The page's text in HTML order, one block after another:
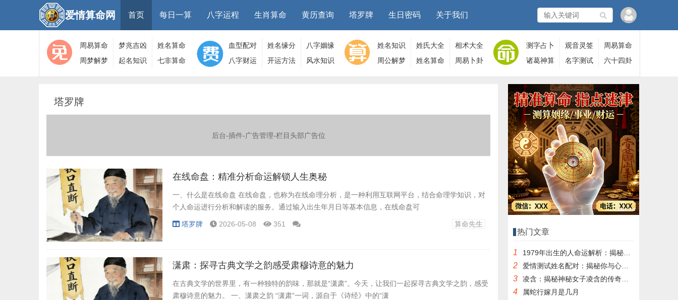
爱情算命网 首页 每日一算 八字运程 生肖算命 黄历查询 塔罗牌 生日密码 关于我们
周易算命 梦兆吉凶
姓名算命
周梦解梦
大全
起名知识
算命
七非算命
网
血型配对 姓名缘分
八字姻缘
八字财运
开运方法 风水知识
姓名知识 姓氏大全
相术大全
周公解梦
姓名算命 周易卜卦
测字占卜 观音灵签
周易算命
诸葛神算
名字测试 六十四卦
塔罗牌
后台-插件-广告管理-栏目头部广告位
在线命盘：精准分析命运解锁人生奥秘
一、什么是在线命盘 在线命盘，也称为在线命理分析，是一种利用互联网平台，结合命理学知识，对
个人命运进行分析和解读的服务。通过输入出生年月日等基本信息，在线命盘可
塔罗牌 2026-05-08 351 算命先生
潇肃：探寻古典文学之韵感受肃穆诗意的魅力
在古典文学的世界里，有一种独特的韵味，那就是“潇肃”。今天，让我们一起探寻古典文学之韵，感受
肃穆诗意的魅力。 一、潇肃之韵 “潇肃”一词，源自于《诗经》中的“潇
热门文章
1 1979年出生的人命运解析：揭秘1979年生肖属相运势
2 爱情测试姓名配对：揭秘你与心仪之人的完美匹配
3 凌含：揭秘神秘女子凌含的传奇人生
4 属蛇行嫁月是几月